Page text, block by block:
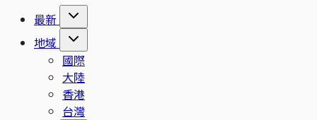
最新
地域
國際
大陸
香港
台灣